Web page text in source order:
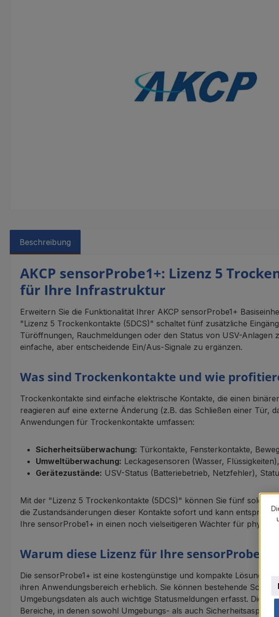
Beschreibung
AKCP sensorProbe1+: Lizenz 5
für Ihre Infrastruktur
Erweitern Sie die Funktionalität Ihrer AKCP sensorProbe1+
"Lizenz 5 Trockenkontakte (5DCS)" schaltet fünf zusätzliche
Türöffnungen, Rauchmeldungen oder den Status von USV-
einfache, aber entscheidende Ein/Aus-Signale zu ergänzen.
Was sind Trockenkontakte und wie
Trockenkontakte sind einfache elektrische Kontakte, die einen
reagieren auf eine externe Änderung (z.B. das Schließen einer Tür,
Anwendungen für Trockenkontakte umfassen:
Sicherheitsüberwachung: Türkontakte, Fensterkontakte,
Umweltüberwachung: Leckagesensoren (Wasser,
Gerätezustände: USV-Status (Batteriebetrieb, Netzfehler),
Mit der "Lizenz 5 Trockenkontakte (5DCS)" können Sie fünf
die Zustandsänderungen dieser Kontakte sofort und kann
Ihre sensorProbe1+ in einen noch vielseitigeren Wächter für
Warum diese Lizenz für Ihre sensorProbe1+?
Die sensorProbe1+ ist eine kostengünstige und kompakte Lösung
ihren Anwendungsbereich erheblich. Sie können bestehende
Umgebungsdaten als auch wichtige Statusmeldungen erfasst. Dies
Bereiche, in denen sowohl Umgebungs- als auch Sicherheitsaspekte